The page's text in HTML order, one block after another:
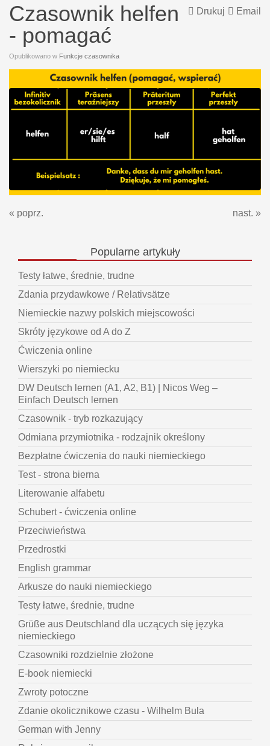
Email
Drukuj
Czasownik helfen
- pomagać
Opublikowano w Funkcje czasownika
« poprz. nast. »
Popularneartykuły
Testy łatwe, średnie, trudne
Zdania przydawkowe / Relativsätze
Niemieckie nazwy polskich miejscowości
Skróty językowe od A do Z
Ćwiczenia online
Wierszyki po niemiecku
DW Deutsch lernen (A1, A2, B1) | Nicos Weg –
Einfach Deutsch lernen
Czasownik - tryb rozkazujący
Odmiana przymiotnika - rodzajnik określony
Bezpłatne ćwiczenia do nauki niemieckiego
Test - strona bierna
Literowanie alfabetu
Schubert - ćwiczenia online
Przeciwieństwa
Przedrostki
English grammar
Arkusze do nauki niemieckiego
Testy łatwe, średnie, trudne
Grüße aus Deutschland dla uczących się języka
niemieckiego
Czasowniki rozdzielnie złożone
E-book niemiecki
Zwroty potoczne
Zdanie okolicznikowe czasu - Wilhelm Bula
German with Jenny